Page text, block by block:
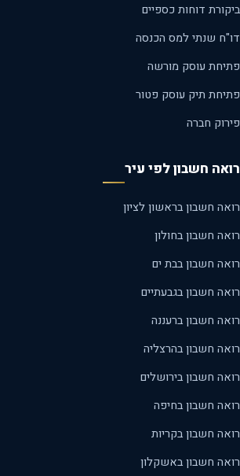
דוחות כספיים
שנתי למס הכנסה
עוסק מורשה
תיק עוסק פטור
חברה
חשבון לפי עיר
חשבון בראשון לציון
חשבון בחולון
חשבון בבת ים
חשבון בגבעתיים
חשבון ברעננה
חשבון בהרצליה
חשבון בירושלים
חשבון בחיפה
חשבון בקריות
חשבון באשקלון